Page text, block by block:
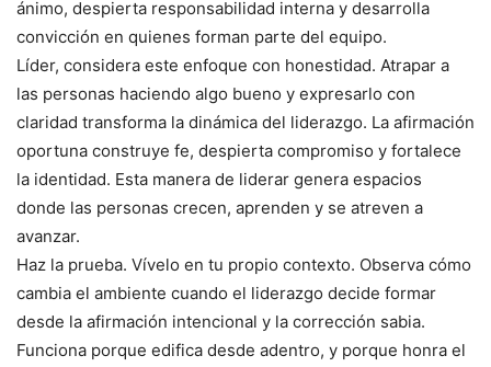
ánimo, despierta responsabilidad interna y desarrolla
convicción en quienes forman parte del equipo.
Líder, considera este enfoque con honestidad. Atrapar a
las personas haciendo algo bueno y expresarlo con
claridad transforma la dinámica del liderazgo. La afirmación
oportuna construye fe, despierta compromiso y fortalece
la identidad. Esta manera de liderar genera espacios
donde las personas crecen, aprenden y se atreven a
avanzar.
Haz la prueba. Vívelo en tu propio contexto. Observa cómo
cambia el ambiente cuando el liderazgo decide formar
desde la afirmación intencional y la corrección sabia.
Funciona porque edifica desde adentro, y porque honra el